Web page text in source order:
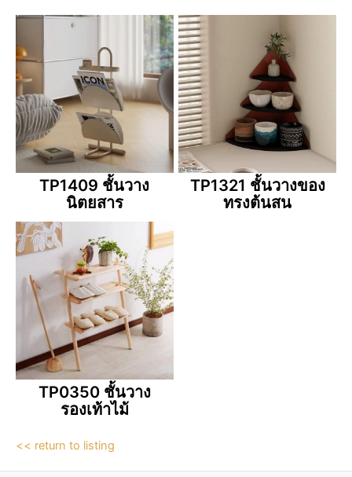
TP1409 ชั้นวาง
นิตยสาร
TP1321 ชั้นวางของ
ทรงต้นสน
TP0350 ชั้นวาง
รองเท้าไม้
<< return to listing